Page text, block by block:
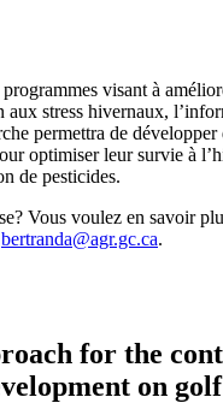
visant à
aux stress hivernaux,
permettra de développer
optimiser leur survie à
de pesticides.
Vous voulez en savoir
bertranda@agr.gc.ca.
for the
on